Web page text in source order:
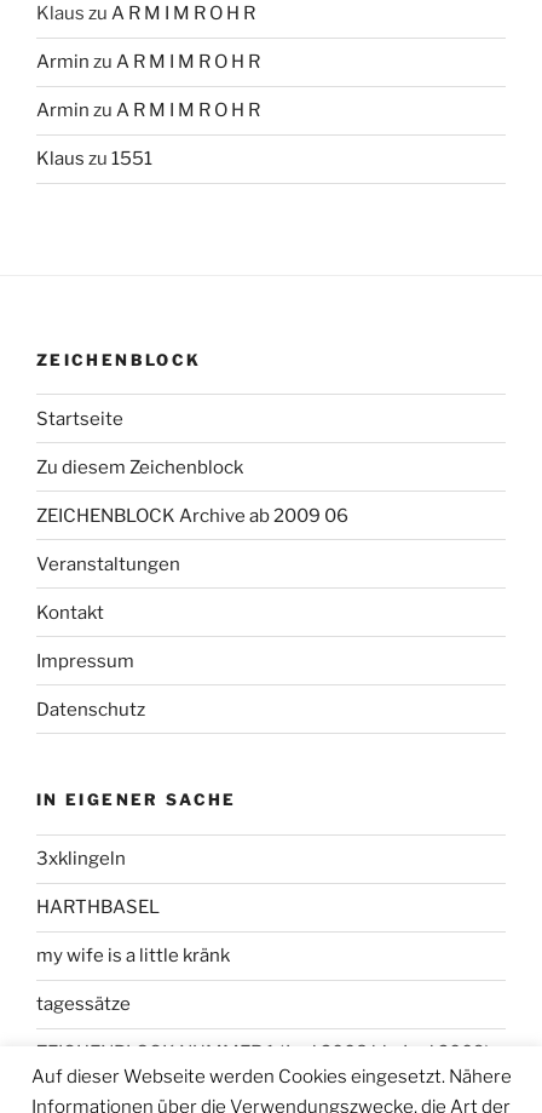
Klaus zu A R M I M R O H R
Armin zu A R M I M R O H R
Armin zu A R M I M R O H R
Klaus zu 1551
ZEICHENBLOCK
Startseite
Zu diesem Zeichenblock
ZEICHENBLOCK Archive ab 2009 06
Veranstaltungen
Kontakt
Impressum
Datenschutz
IN EIGENER SACHE
3xklingeln
HARTHBASEL
my wife is a little kränk
tagessätze
ZEICHENBLOCK NUMMER 1 (Juni 2008 bis Juni 2009)
Auf dieser Webseite werden Cookies eingesetzt. Nähere
Informationen über die Verwendungszwecke, die Art der